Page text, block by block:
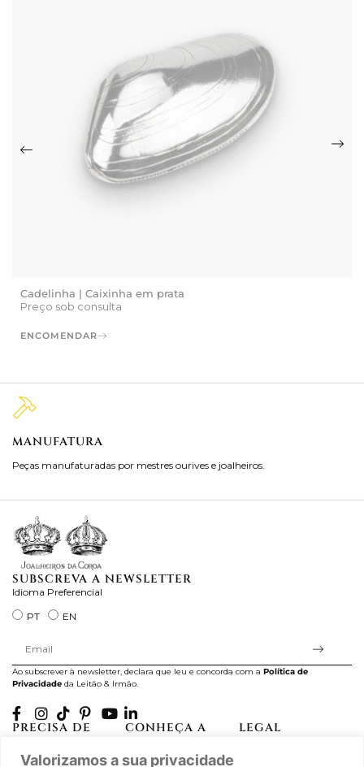
Valorizamos a sua privacidade
Cadelinha | Caixinha em prata
Preço sob consulta
ENCOMENDAR
MANUFATURA
Peças manufaturadas por mestres ourives e joalheiros.
SUBSCREVA A NEWSLETTER
Idioma Preferencial
PT
EN
Ao subscrever à newsletter, declara que leu e concorda com a Política de
Privacidade da Leitão & Irmão.
PRECISA DE
A minha conta
CONHEÇA A
História
LEGAL